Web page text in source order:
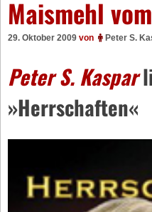
Maismehl
29. Oktober 2009 von Peter S.
Peter S. Kaspar
»Herrschaften«